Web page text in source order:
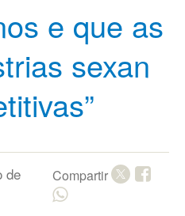
e que as
sexan
de
Compartir